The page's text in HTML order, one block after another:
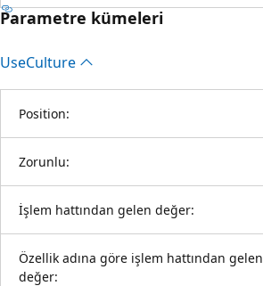
Parametre kümeleri
UseCulture
Position:
Zorunlu:
İşlem hattından gelen değer:
Özellik adına göre işlem hattından gelen
değer: